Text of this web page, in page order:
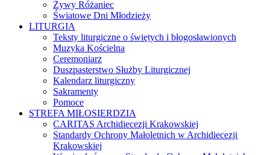
Żywy Różaniec
Światowe Dni Młodzieży
LITURGIA
Teksty liturgiczne o świętych i błogosławionych
Muzyka Kościelna
Ceremoniarz
Duszpasterstwo Służby Liturgicznej
Kalendarz liturgiczny
Sakramenty
Pomoce
STREFA MIŁOSIERDZIA
CARITAS Archidiecezji Krakowskiej
Standardy Ochrony Małoletnich w Archidiecezji
Krakowskiej